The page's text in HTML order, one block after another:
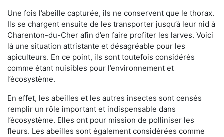
Une fois l’abeille capturée, ils ne conservent que le thorax.
Ils se chargent ensuite de les transporter jusqu’à leur nid à
Charenton-du-Cher afin d’en faire profiter les larves. Voici
là une situation attristante et désagréable pour les
apiculteurs. En ce point, ils sont toutefois considérés
comme étant nuisibles pour l’environnement et
l’écosystème.
En effet, les abeilles et les autres insectes sont censés
remplir un rôle important et indispensable dans
l’écosystème. Elles ont pour mission de polliniser les
fleurs. Les abeilles sont également considérées comme